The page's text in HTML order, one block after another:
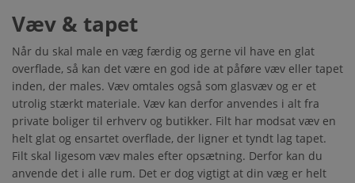
Væv & tapet
Når du skal male en væg færdig og gerne vil have en glat
overflade, så kan det være en god ide at påføre væv eller tapet
inden, der males. Væv omtales også som glasvæv og er et
utrolig stærkt materiale. Væv kan derfor anvendes i alt fra
private boliger til erhverv og butikker. Filt har modsat væv en
helt glat og ensartet overflade, der ligner et tyndt lag tapet.
Filt skal ligesom væv males efter opsætning. Derfor kan du
anvende det i alle rum. Det er dog vigtigt at din væg er helt